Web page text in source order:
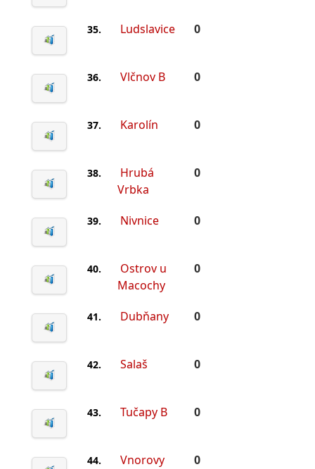
35. Ludslavice 0
36. Vlčnov B 0
37. Karolín 0
38.
Hrubá
Vrbka
0
39. Nivnice 0
40.
Ostrov u
Macochy
0
41. Dubňany 0
42. Salaš 0
43. Tučapy B 0
44. Vnorovy 0